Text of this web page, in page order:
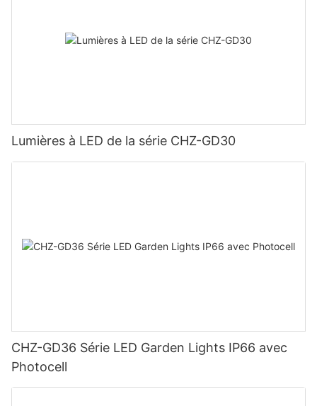
Lumières à LED de la série CHZ-GD30
CHZ-GD36 Série LED Garden Lights IP66 avec
Photocell